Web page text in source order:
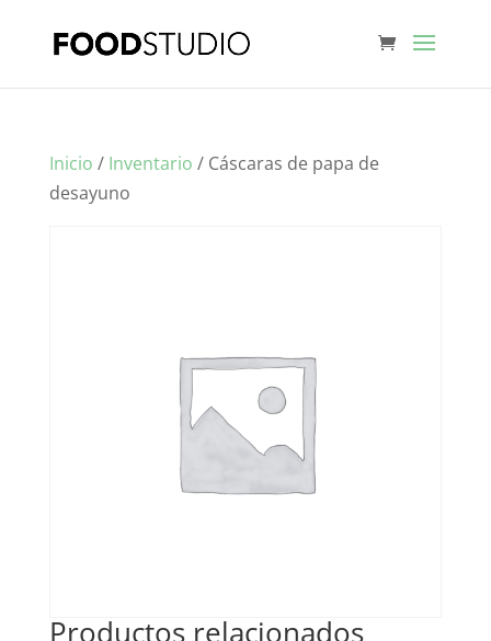
Inicio / Inventario / Cáscaras de papa de
desayuno
Productos relacionados